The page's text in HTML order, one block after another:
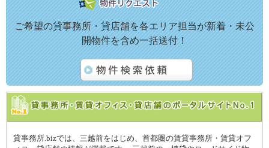
ご希望の貸事務所・貸店舗を各エリア担当が新着・未公
開物件を含め一括送付！
貸事務所.bizでは、三越前をはじめ、首都圏の賃貸事務所・賃貸オフ